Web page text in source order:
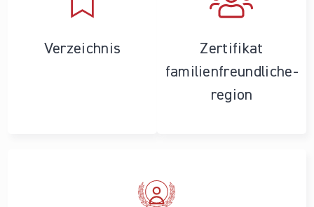
Verzeichnis
Zertifikat
familienfreundliche­
region